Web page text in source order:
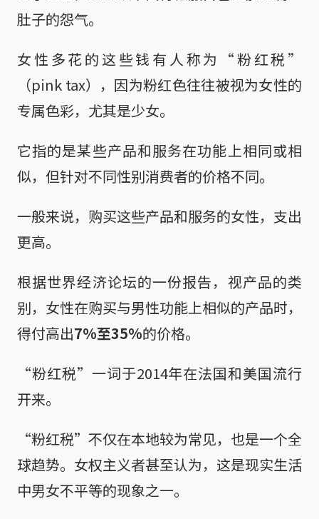
肚子的怨气。
女性多花的这些钱有人称为“粉红税”
（pink tax），因为粉红色往往被视为女性的
专属色彩，尤其是少女。
它指的是某些产品和服务在功能上相同或相
似，但针对不同性别消费者的价格不同。
一般来说，购买这些产品和服务的女性，支出
更高。
根据世界经济论坛的一份报告，视产品的类
别，女性在购买与男性功能上相似的产品时，
得付高出7%至35%的价格。
“粉红税”一词于2014年在法国和美国流行
开来。
“粉红税”不仅在本地较为常见，也是一个全
球趋势。女权主义者甚至认为，这是现实生活
中男女不平等的现象之一。